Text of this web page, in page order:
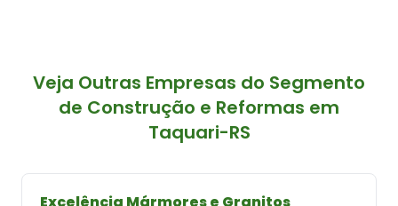
Veja Outras Empresas do Segmento
de Construção e Reformas em
Taquari-RS
Excelência Mármores e Granitos